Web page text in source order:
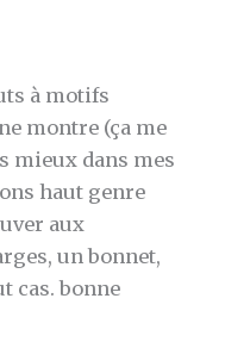
à motifs
montre (ça me
mieux dans mes
haut genre
aux
un bonnet,
cas. bonne